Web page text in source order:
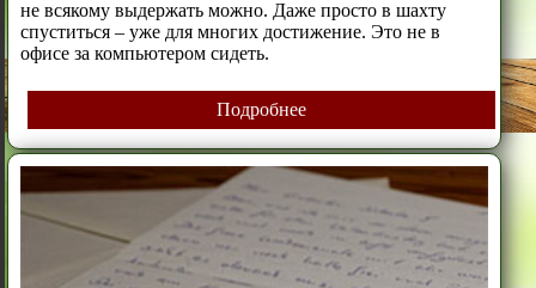
не всякому выдержать можно. Даже просто в шахту
спуститься – уже для многих достижение. Это не в
офисе за компьютером сидеть.
Подробнее